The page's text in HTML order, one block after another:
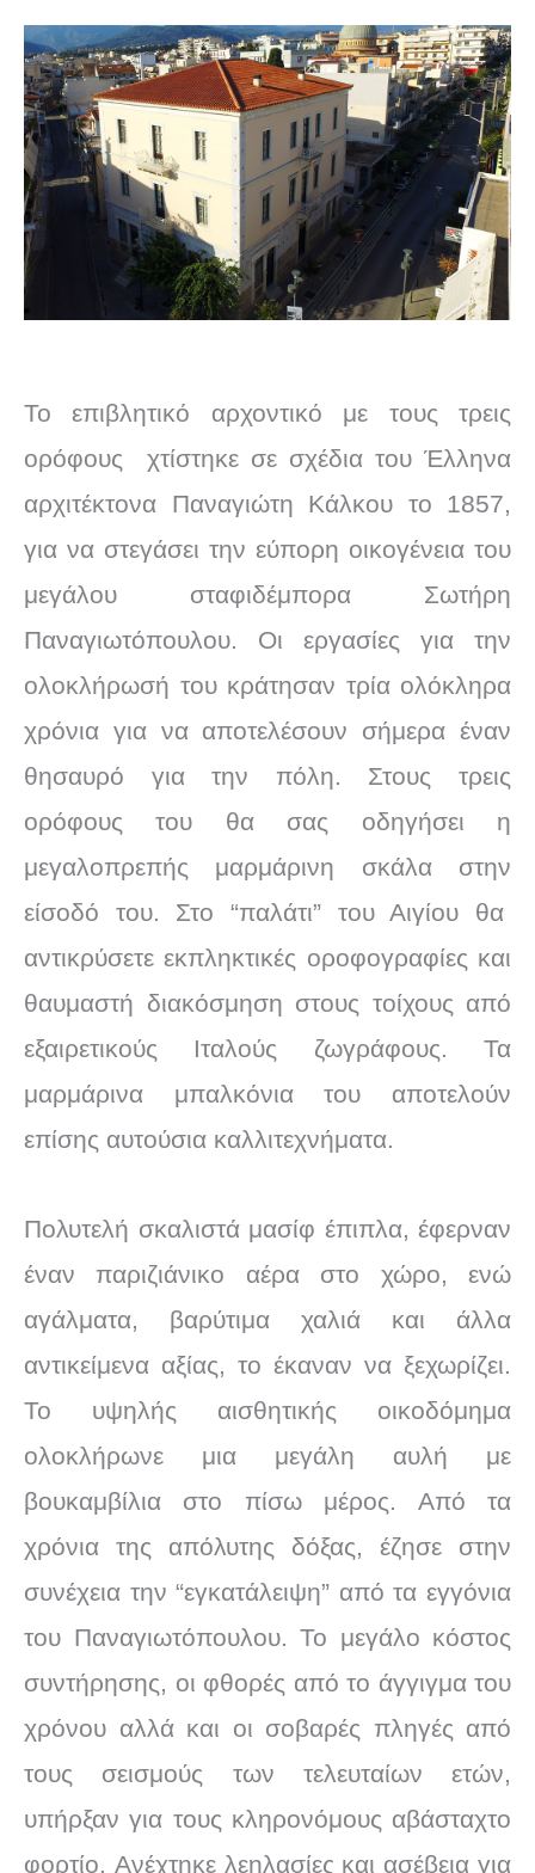
Το επιβλητικό αρχοντικό με τους τρεις
ορόφους χτίστηκε σε σχέδια του Έλληνα
αρχιτέκτονα Παναγιώτη Κάλκου το 1857,
για να στεγάσει την εύπορη οικογένεια του
μεγάλου σταφιδέμπορα Σωτήρη
Παναγιωτόπουλου. Οι εργασίες για την
ολοκλήρωσή του κράτησαν τρία ολόκληρα
χρόνια για να αποτελέσουν σήμερα έναν
θησαυρό για την πόλη. Στους τρεις
ορόφους του θα σας οδηγήσει η
μεγαλοπρεπής μαρμάρινη σκάλα στην
είσοδό του. Στο “παλάτι” του Αιγίου θα
αντικρύσετε εκπληκτικές οροφογραφίες και
θαυμαστή διακόσμηση στους τοίχους από
εξαιρετικούς Ιταλούς ζωγράφους. Τα
μαρμάρινα μπαλκόνια του αποτελούν
επίσης αυτούσια καλλιτεχνήματα.
Πολυτελή σκαλιστά μασίφ έπιπλα, έφερναν
έναν παριζιάνικο αέρα στο χώρο, ενώ
αγάλματα, βαρύτιμα χαλιά και άλλα
αντικείμενα αξίας, το έκαναν να ξεχωρίζει.
Το υψηλής αισθητικής οικοδόμημα
ολοκλήρωνε μια μεγάλη αυλή με
βουκαμβίλια στο πίσω μέρος. Από τα
χρόνια της απόλυτης δόξας, έζησε στην
συνέχεια την “εγκατάλειψη” από τα εγγόνια
του Παναγιωτόπουλου. Το μεγάλο κόστος
συντήρησης, οι φθορές από το άγγιγμα του
χρόνου αλλά και οι σοβαρές πληγές από
τους σεισμούς των τελευταίων ετών,
υπήρξαν για τους κληρονόμους αβάσταχτο
φορτίο. Ανέχτηκε λεηλασίες και ασέβεια για